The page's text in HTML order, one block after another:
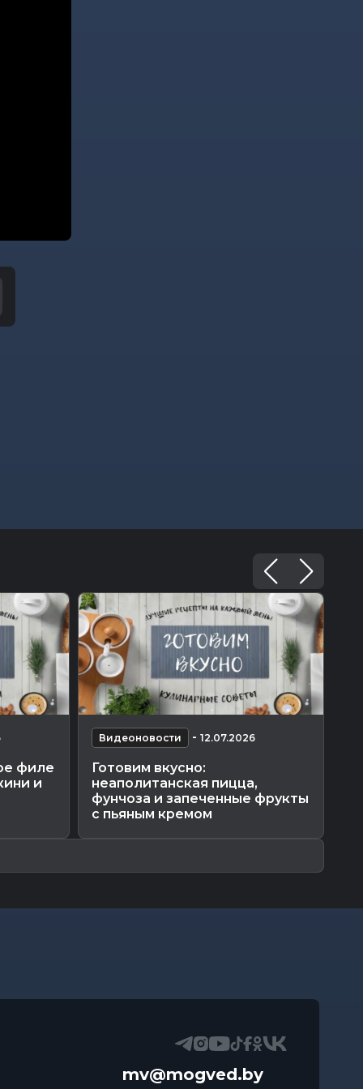
филе
и
Видеоновости - 12.07.2026
Готовим вкусно:
неаполитанская пицца,
фунчоза и запеченные фрукты
с пьяным кремом
mv@mogved.by